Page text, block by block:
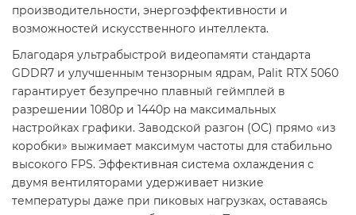
производительности, энергоэффективности и
возможностей искусственного интеллекта.
Благодаря ультрабыстрой видеопамяти стандарта
GDDR7 и улучшенным тензорным ядрам, Palit RTX 5060
гарантирует безупречно плавный геймплей в
разрешении 1080p и 1440p на максимальных
настройках графики. Заводской разгон (OC) прямо «из
коробки» выжимает максимум частоты для стабильно
высокого FPS. Эффективная система охлаждения с
двумя вентиляторами удерживает низкие
температуры даже при пиковых нагрузках, оставаясь